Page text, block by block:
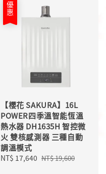
優惠
【櫻花 SAKURA】16L
POWER四季溫智能恆溫
熱水器 DH1635H 智控微
火 雙核感測器 三種自動
調溫模式
Sale
NT$ 17,640 Regular
NT$ 19,600